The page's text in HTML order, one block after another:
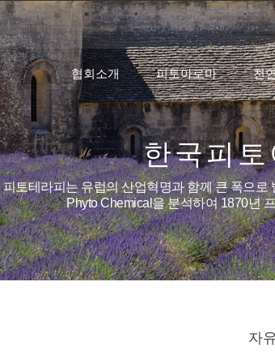
협회소개 피토아로마 천
한국피
피토테라피는 유럽의 산업혁명과 함께 큰 폭으
Phyto Chemical을 분석하여 1870년
자